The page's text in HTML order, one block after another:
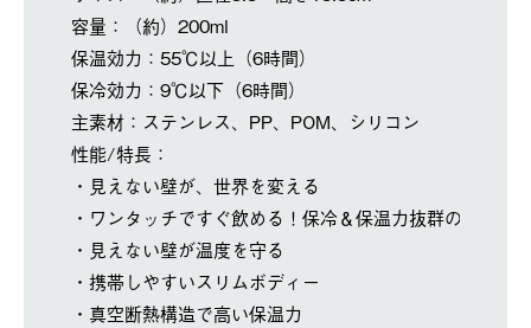
容量：（約）200ml
保温効力：55℃以上（6時間）
保冷効力：9℃以下（6時間）
主素材：ステンレス、PP、POM、シリコン
性能/特長：
・見えない壁が、世界を変える
・ワンタッチですぐ飲める！保冷＆保温力抜群の真空ボ
・見えない壁が温度を守る
・携帯しやすいスリムボディー
・真空断熱構造で高い保温力